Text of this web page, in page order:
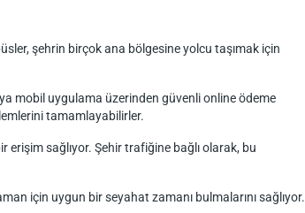
şehrin birçok ana bölgesine yolcu taşımak için
mobil uygulama üzerinden güvenli online ödeme
tamamlayabilirler.
erişim sağlıyor. Şehir trafiğine bağlı olarak, bu
için uygun bir seyahat zamanı bulmalarını sağlıyor.